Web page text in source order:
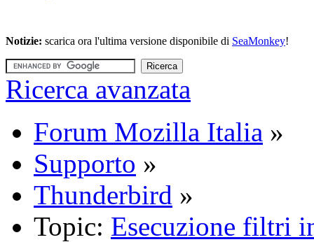
Notizie: scarica ora l'ultima versione disponibile di SeaMonkey!
Ricerca avanzata
Forum Mozilla Italia »
Supporto »
Thunderbird »
Topic: Esecuzione filtri